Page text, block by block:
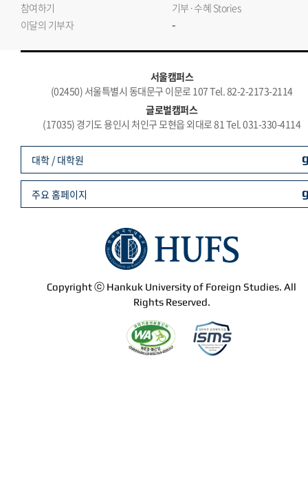
참여하기
기부·수혜 Stories
이달의 기부자
-
서울캠퍼스
(02450) 서울특별시 동대문구 이문로 107 Tel. 82-2-2173-2114
글로벌캠퍼스
(17035) 경기도 용인시 처인구 모현읍 외대로 81 Tel. 031-330-4114
Copyright ⓒ Hankuk University of Foreign Studies. All
Rights Reserved.
대학 / 대학원
주요 홈페이지